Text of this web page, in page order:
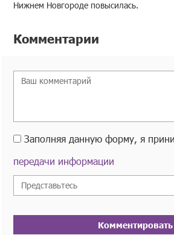
Нижнем Новгороде повысилась.
Комментарии
Заполняя данную форму, я
передачи информации
Комментировать